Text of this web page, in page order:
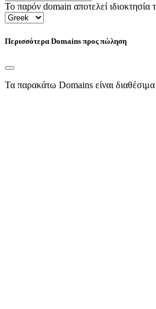
Το παρόν domain αποτελεί
Περισσότερα Domains προς πώληση
Τα παρακάτω Domains είναι